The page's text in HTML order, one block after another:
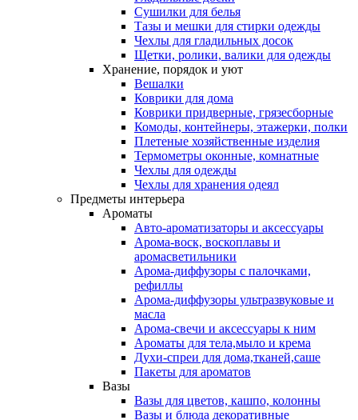
Сушилки для белья
Тазы и мешки для стирки одежды
Чехлы для гладильных досок
Щетки, ролики, валики для одежды
Хранение, порядок и уют
Вешалки
Коврики для дома
Коврики придверные, грязесборные
Комоды, контейнеры, этажерки, полки
Плетеные хозяйственные изделия
Термометры оконные, комнатные
Чехлы для одежды
Чехлы для хранения одеял
Предметы интерьера
Ароматы
Авто-ароматизаторы и аксессуары
Арома-воск, воскоплавы и
аромасветильники
Арома-диффузоры с палочками,
рефиллы
Арома-диффузоры ультразвуковые и
масла
Арома-свечи и аксессуары к ним
Ароматы для тела,мыло и крема
Духи-спреи для дома,тканей,саше
Пакеты для ароматов
Вазы
Вазы для цветов, кашпо, колонны
Вазы и блюда декоративные